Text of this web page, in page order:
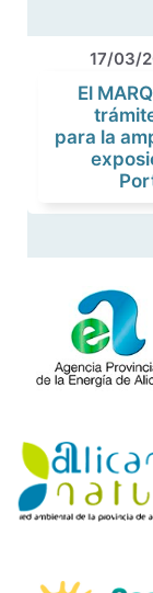
17/03/
El
para la